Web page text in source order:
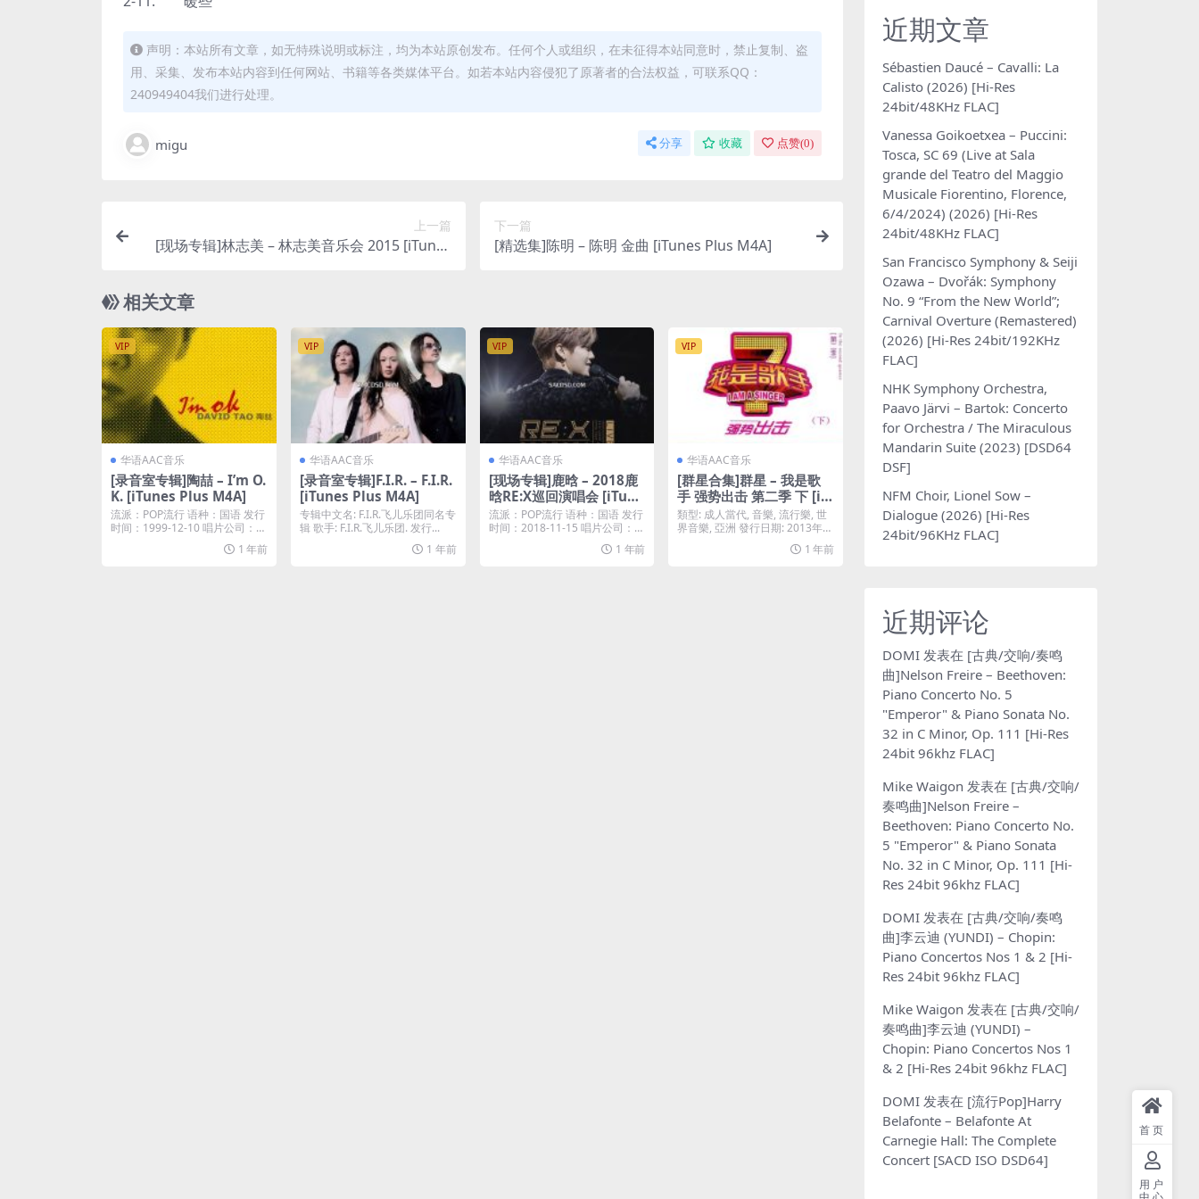
声明：本站所有文章，如无特殊说明或标注，均为本站原创发布。任何个人或组织，在未征得本站同意时，禁止复制、盗
用、采集、发布本站内容到任何网站、书籍等各类媒体平台。如若本站内容侵犯了原著者的合法权益，可联系QQ：
240949404我们进行处理。
migu 分享 收藏 点赞(0)
上一篇
[现场专辑]林志美 – 林志美音乐会 2015 [iTunes
下一篇
[精选集]陈明 – 陈明 金曲 [iTunes Plus M4A]
相关文章
VIP
华语AAC音乐
[录音室专辑]陶喆 – I’m O.
K. [iTunes Plus M4A]
流派：POP流行 语种：国语 发行
时间：1999-12-10 唱片公司：金
1 年前
VIP
华语AAC音乐
[录音室专辑]F.I.R. – F.I.R.
[iTunes Plus M4A]
专辑中文名: F.I.R.飞儿乐团同名专
辑 歌手: F.I.R.飞儿乐团. 发行...
1 年前
VIP
华语AAC音乐
[现场专辑]鹿晗 – 2018鹿
晗RE:X巡回演唱会 [iTune
s Plus M4A]
流派：POP流行 语种：国语 发行
时间：2018-11-15 唱片公司：上
1 年前
VIP
华语AAC音乐
[群星合集]群星 – 我是歌
手 强势出击 第二季 下 [iT
unes Plus M4A]
類型: 成人當代, 音樂, 流行樂, 世
界音樂, 亞洲 發行日期: 2013年
1 年前
近期文章
Sébastien Daucé – Cavalli: La
Calisto (2026) [Hi-Res
24bit/48KHz FLAC]
Vanessa Goikoetxea – Puccini:
Tosca, SC 69 (Live at Sala
grande del Teatro del Maggio
Musicale Fiorentino, Florence,
6/4/2024) (2026) [Hi-Res
24bit/48KHz FLAC]
San Francisco Symphony & Seiji
Ozawa – Dvořák: Symphony
No. 9 “From the New World”;
Carnival Overture (Remastered)
(2026) [Hi-Res 24bit/192KHz
FLAC]
NHK Symphony Orchestra,
Paavo Järvi – Bartok: Concerto
for Orchestra / The Miraculous
Mandarin Suite (2023) [DSD64
DSF]
NFM Choir, Lionel Sow –
Dialogue (2026) [Hi-Res
24bit/96KHz FLAC]
近期评论
DOMI 发表在 [古典/交响/奏鸣
曲]Nelson Freire – Beethoven:
Piano Concerto No. 5
"Emperor" & Piano Sonata No.
32 in C Minor, Op. 111 [Hi-Res
24bit 96khz FLAC]
Mike Waigon 发表在 [古典/交响/
奏鸣曲]Nelson Freire –
Beethoven: Piano Concerto No.
5 "Emperor" & Piano Sonata
No. 32 in C Minor, Op. 111 [Hi-
Res 24bit 96khz FLAC]
DOMI 发表在 [古典/交响/奏鸣
曲]李云迪 (YUNDI) – Chopin:
Piano Concertos Nos 1 & 2 [Hi-
Res 24bit 96khz FLAC]
Mike Waigon 发表在 [古典/交响/
奏鸣曲]李云迪 (YUNDI) –
Chopin: Piano Concertos Nos 1
& 2 [Hi-Res 24bit 96khz FLAC]
DOMI 发表在 [流行Pop]Harry
Belafonte – Belafonte At
Carnegie Hall: The Complete
Concert [SACD ISO DSD64]
首页
用户